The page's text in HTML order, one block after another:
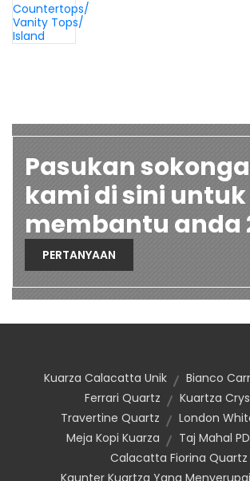
Pasukan
kami di sini untuk
membantu anda
PERTANYAAN
Kuarza Calacatta Unik
Bianco
Ferrari Quartz
Kuartza
Travertine Quartz
London
Meja Kopi Kuarza
Taj Mahal
Calacatta Fiorina Quartz
Kaunter Kuartza Yang